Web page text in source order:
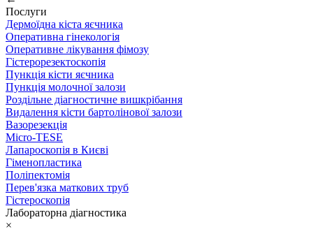
Послуги
Дермоїдна кіста яєчника
Оперативна гінекологія
Оперативне лікування фімозу
Гістерорезектоскопія
Пункція кісти яєчника
Пункція молочної залози
Роздільне діагностичне вишкрібання
Видалення кісти бартолінової залози
Вазорезекція
Micro-TESE
Лапароскопія в Києві
Гіменопластика
Поліпектомія
Перев'язка маткових труб
Гістероскопія
Лабораторна діагностика
×